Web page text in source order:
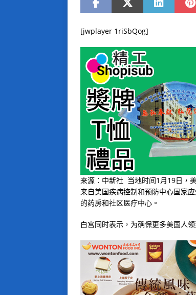
[jwplayer 1riSbQog]
来源：中新社 当地时间1月19日，
来自美国疾病控制和预防中心国家
的药房和社区医疗中心。
白宫同时表示，为确保更多美国人